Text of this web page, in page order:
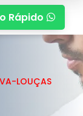
Rápido 
LOUÇAS